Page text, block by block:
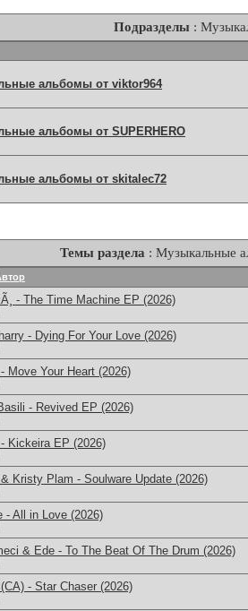
Подразделы:
альбомы от viktor964
альбомы от SUPERHERO
альбомы от skitalec72
Темы раздела : Музыкальные
- The Time Machine EP (2026)
- Dying For Your Love (2026)
- Move Your Heart (2026)
- Revived EP (2026)
Kickeira EP (2026)
Kristy Plam - Soulware Update (2026)
- All in Love (2026)
& Ede - To The Beat Of The Drum (2026)
(CA) - Star Chaser (2026)